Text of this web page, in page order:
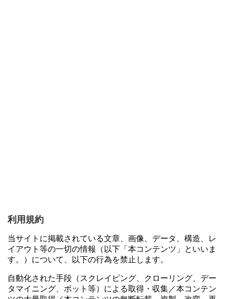
利用規約
当サイトに掲載されている文章、画像、データ、構造、レ
イアウト等の一切の情報（以下「本コンテンツ」といいま
す。）について、以下の行為を禁止します。
自動化された手段（スクレイピング、クローリング、デー
タマイニング、ボット等）による取得・収集／本コンテン